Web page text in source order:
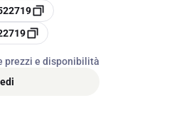
prezzi e disponibilità